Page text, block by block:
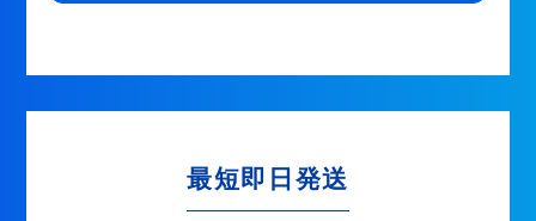
最短即日発送